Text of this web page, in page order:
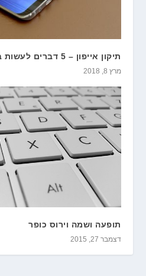
תיקון אייפון – 5 דברים לעשות במקרה חירום
מרץ 8, 2018
תופעה ושמה וירוס כופר
דצמבר 27, 2015